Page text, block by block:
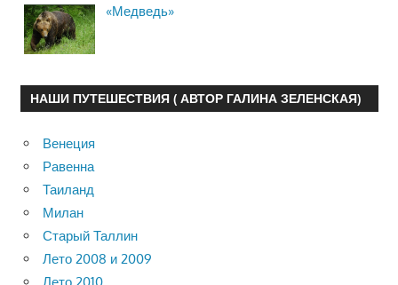
«Медведь»
НАШИ ПУТЕШЕСТВИЯ ( АВТОР ГАЛИНА ЗЕЛЕНСКАЯ)
Венеция
Равенна
Таиланд
Милан
Старый Таллин
Лето 2008 и 2009
Лето 2010